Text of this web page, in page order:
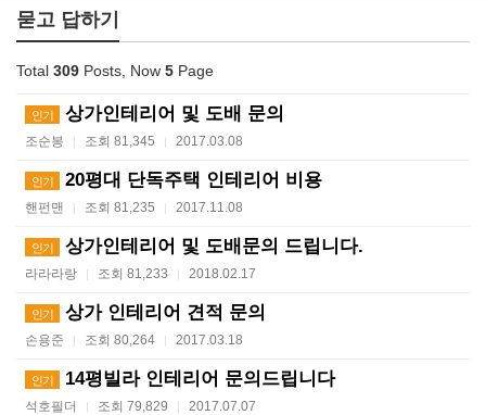
묻고 답하기
Total 309 Posts, Now 5 Page
인기 상가인테리어 및 도배 문의
조순봉 | 조회 81,345 | 2017.03.08
인기 20평대 단독주택 인테리어 비용
핸펀맨 | 조회 81,235 | 2017.11.08
인기 상가인테리어 및 도배문의 드립니다.
라라라랑 | 조회 81,233 | 2018.02.17
인기 상가 인테리어 견적 문의
손용준 | 조회 80,264 | 2017.03.18
인기 14평빌라 인테리어 문의드립니다
석호필더 | 조회 79,829 | 2017.07.07